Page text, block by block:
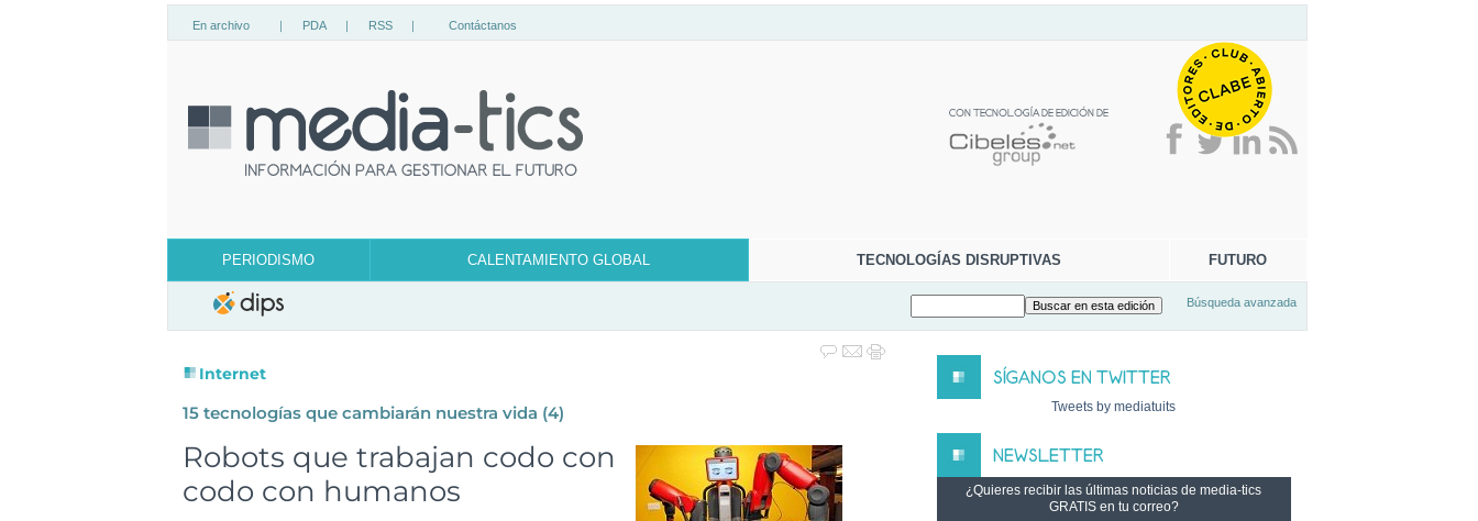
En archivo | PDA | RSS | Contáctanos
PERIODISMO CALENTAMIENTO GLOBAL TECNOLOGÍAS DISRUPTIVAS FUTURO
Búsqueda avanzada
Internet
15 tecnologías que cambiarán nuestra vida (4)
Robots que trabajan codo con
codo con humanos
Tweets by mediatuits
¿Quieres recibir las últimas noticias de media-tics
GRATISen tu correo?